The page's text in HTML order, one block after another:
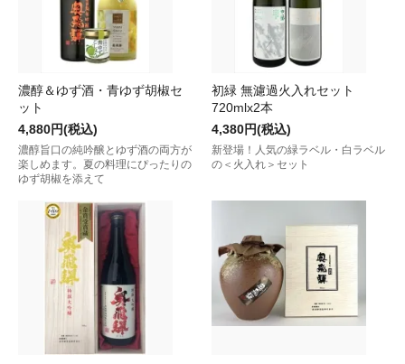
濃醇＆ゆず酒・青ゆず胡椒セ
ット
4,880円(税込)
濃醇旨口の純吟醸とゆず酒の両方が
楽しめます。夏の料理にぴったりの
ゆず胡椒を添えて
初緑 無濾過火入れセット
720mlx2本
4,380円(税込)
新登場！人気の緑ラベル・白ラベル
の＜火入れ＞セット